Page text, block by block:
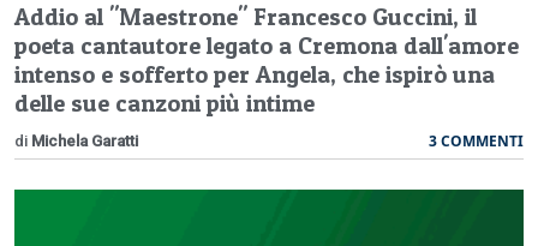
Addio al "Maestrone" Francesco Guccini, il
poeta cantautore legato a Cremona dall'amore
intenso e sofferto per Angela, che ispirò una
delle sue canzoni più intime
di Michela Garatti 3 COMMENTI